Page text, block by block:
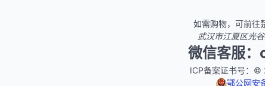
如需购物，可前往
武汉市江夏区光
微信客服
ICP备案证书号：©
鄂公网安